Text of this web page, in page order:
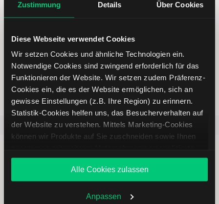
Zustimmung Details Über Cookies
Diese Webseite verwendet Cookies
Wir setzen Cookies und ähnliche Technologien ein.
Notwendige Cookies sind zwingend erforderlich für das
Funktionieren der Website. Wir setzen zudem Präferenz-
Cookies ein, die es der Website ermöglichen, sich an
gewisse Einstellungen (z.B. Ihre Region) zu erinnern.
Statistik-Cookies helfen uns, das Besucherverhalten auf
der Website zu verstehen. Mittels Marketing-Cookies
können wir Produkte auf Sie zuschneiden sowie Ihnen
Angebote unterbreiten. Sie entscheiden, welche Cookies
Sie zulassen oder ablehnen. Ihre Entscheidung können
Sie jederzeit in denCookie-Einstellungenändern.
Weitere Infos auch in unsererDatenschutzerklärung
Alle Cookies zulassen
Anpassen
Weltweites Handeln
Beliebt ETR:PLUN Aktien im
Immer up to date – mit unseren